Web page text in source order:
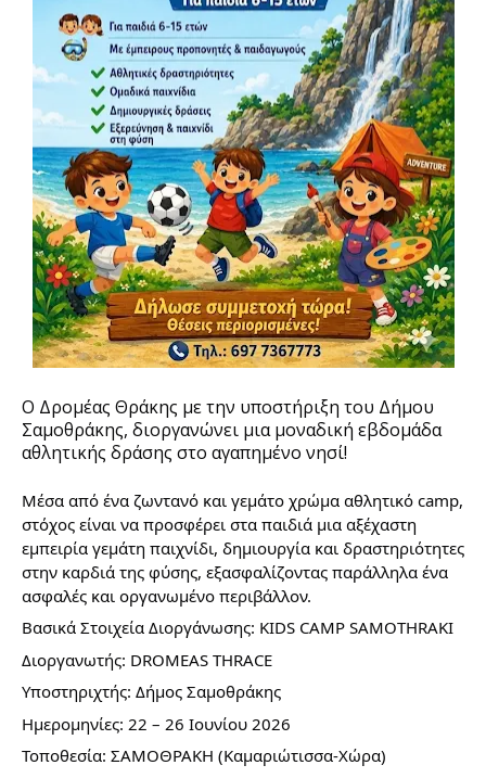
Ο Δρομέας Θράκης με την υποστήριξη του Δήμου
Σαμοθράκης, διοργανώνει μια μοναδική εβδομάδα
αθλητικής δράσης στο αγαπημένο νησί!
Μέσα από ένα ζωντανό και γεμάτο χρώμα αθλητικό camp,
στόχος είναι να προσφέρει στα παιδιά μια αξέχαστη
εμπειρία γεμάτη παιχνίδι, δημιουργία και δραστηριότητες
στην καρδιά της φύσης, εξασφαλίζοντας παράλληλα ένα
ασφαλές και οργανωμένο περιβάλλον.
Βασικά Στοιχεία Διοργάνωσης: KIDS CAMP SAMOTHRAKI
Διοργανωτής: DROMEAS THRACE
Υποστηριχτής: Δήμος Σαμοθράκης
Ημερομηνίες: 22 – 26 Ιουνίου 2026
Τοποθεσία: ΣΑΜΟΘΡΑΚΗ (Καμαριώτισσα-Χώρα)